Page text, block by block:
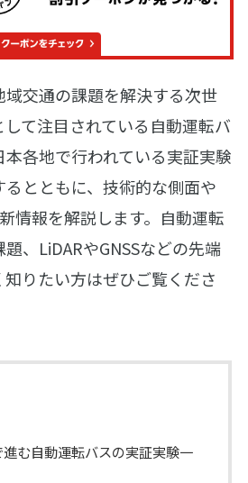
域交通の課題を解決する次世
て注目されている自動運転バ
各地で行われている実証実験
とともに、技術的な側面や
情報を解説します。自動運転
、LiDARやGNSSなどの先端
りたい方はぜひご覧くださ
む自動運転バスの実証実験一